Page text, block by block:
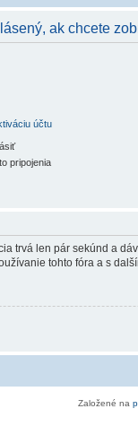
ak chcete
účtu
pripojenia
trvá len pár sekúnd a
tohto fóra a s
Založené na